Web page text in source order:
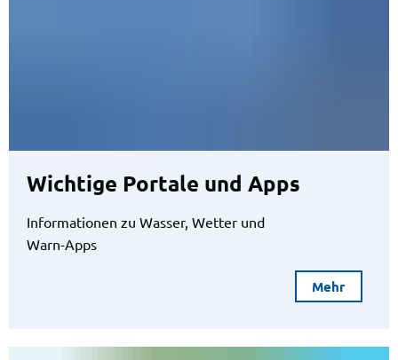
Wichtige Portale und Apps
Informationen zu Wasser, Wetter und
Warn-Apps
Mehr